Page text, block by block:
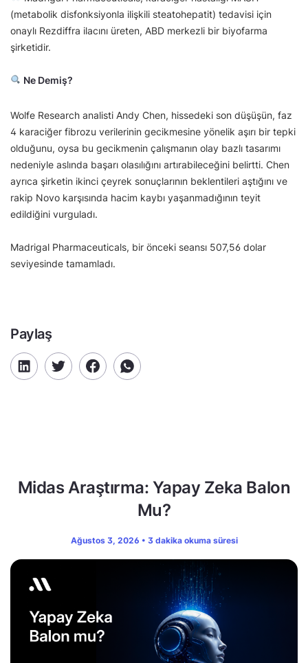
(metabolik disfonksiyonla ilişkili steatohepatit) tedavisi için
onaylı Rezdiffra ilacını üreten, ABD merkezli bir biyofarma
şirketidir.
Ne Demiş?
Wolfe Research analisti Andy Chen, hissedeki son düşüşün, faz
4 karaciğer fibrozu verilerinin gecikmesine yönelik aşırı bir tepki
olduğunu, oysa bu gecikmenin çalışmanın olay bazlı tasarımı
nedeniyle aslında başarı olasılığını artırabileceğini belirtti. Chen
ayrıca şirketin ikinci çeyrek sonuçlarının beklentileri aştığını ve
rakip Novo karşısında hacim kaybı yaşanmadığının teyit
edildiğini vurguladı.
Madrigal Pharmaceuticals, bir önceki seansı 507,56 dolar
seviyesinde tamamladı.
Paylaş
Midas Araştırma: Yapay Zeka Balon
Mu?
Ağustos 3, 2026 • 3 dakika okuma süresi